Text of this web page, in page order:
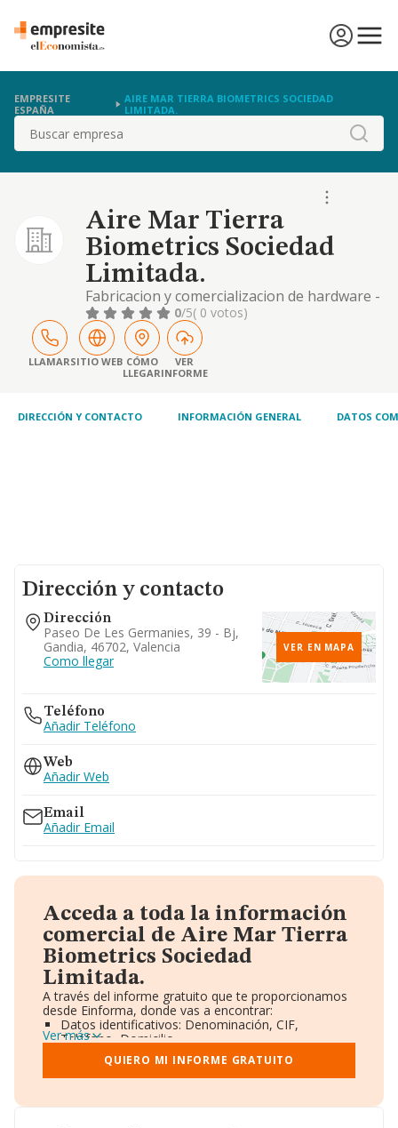
EMPRESITE
ESPAÑA
AIRE MAR TIERRA BIOMETRICS SOCIEDAD
LIMITADA.
Buscar
Aire Mar Tierra
Biometrics Sociedad
Limitada.
Fabricacion y comercializacion de hardware -
equipos informaticos y electronicos- y
software -creacion, desarrollo y
mantenimiento de aplicaciones informaticas-
para telecomunicaciones. importacion-
exportacion de todo tip
0/5( 0 votos)
LLAMARSITIO WEB CÓMO
LLEGAR
VER
INFORME
DIRECCIÓN Y CONTACTO INFORMACIÓN GENERAL DATOS
Dirección y contacto
Dirección
Paseo De Les Germanies, 39 - Bj,
Gandia, 46702, Valencia
Como llegar
VER EN MAPA
Teléfono
Añadir Teléfono
Web
Añadir Web
Email
Añadir Email
Acceda a toda la información
comercial de Aire Mar Tierra
Biometrics Sociedad
Limitada.
A través del informe gratuito que te proporcionamos
desde Einforma, donde vas a encontrar:
Datos identificativos: Denominación, CIF,
Teléfono, Domicilio.
Informe Mercantil Completo (BORME).
Gráficos de Evolución Ventas y Empleados.
Consejo de Administración y Administradores.
Accionistas.
Ver más
QUIERO MI INFORME GRATUITO